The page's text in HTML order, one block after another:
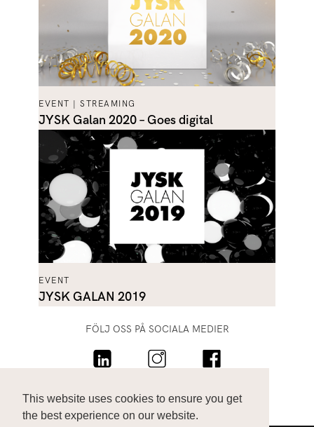
This website uses cookies to ensure you get
the best experience on our website.
EVENT | STREAMING
JYSK Galan 2020 – Goes digital
EVENT
JYSK GALAN 2019
FÖLJ OSS PÅ SOCIALA MEDIER
HELLO@LUNDSTROMEVENT.SE